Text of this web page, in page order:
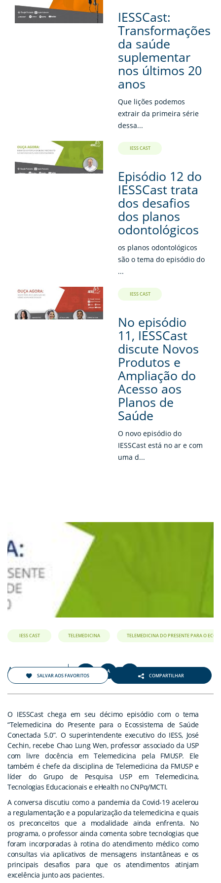
IESSCast:
Transformações
da saúde
suplementar
nos últimos 20
anos
Que lições podemos
extrair da primeira série
dessa...
IESS CAST
Episódio 12 do
IESSCast trata
dos desafios
dos planos
odontológicos
os planos odontológicos
são o tema do episódio do
...
IESS CAST
No episódio
11, IESSCast
discute Novos
Produtos e
Ampliação do
Acesso aos
Planos de
Saúde
O novo episódio do
IESSCast está no ar e com
uma d...
IESS CAST TELEMEDICINA TELEMEDICINA DO PRESENTE PARA O
Agosto 2021 A
SALVAR AOS FAVORITOS COMPARTILHAR
O IESSCast chega em seu décimo episódio com o tema
“Telemedicina do Presente para o Ecossistema de Saúde
Conectada 5.0”. O superintendente executivo do IESS, José
Cechin, recebe Chao Lung Wen, professor associado da USP
com livre docência em Telemedicina pela FMUSP. Ele
também é chefe da disciplina de Telemedicina da FMUSP e
líder do Grupo de Pesquisa USP em Telemedicina,
Tecnologias Educacionais e eHealth no CNPq/MCTI.
A conversa discutiu como a pandemia da Covid-19 acelerou
a regulamentação e a popularização da telemedicina e quais
os preconceitos que a modalidade ainda enfrenta. No
programa, o professor ainda comenta sobre tecnologias que
foram incorporadas à rotina do atendimento médico como
consultas via aplicativos de mensagens instantâneas e os
principais desafios para que os atendimentos atinjam
excelência junto aos pacientes.